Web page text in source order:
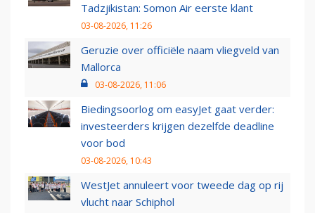
Tadzjikistan: Somon Air eerste klant
03-08-2026, 11:26
Geruzie over officiële naam vliegveld van
Mallorca
03-08-2026, 11:06
Biedingsoorlog om easyJet gaat verder:
investeerders krijgen dezelfde deadline
voor bod
03-08-2026, 10:43
WestJet annuleert voor tweede dag op rij
vlucht naar Schiphol